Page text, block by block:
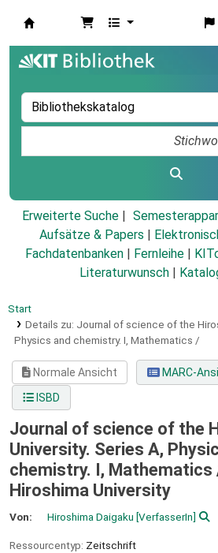
Erweiterte Suche
Aufsätze & Papers
Fachdatenbanken
Fernleihe
Literaturwunsch
Start
Details zu: Journal of science of the
Physics and chemistry. I, Mathematics /
Normale Ansicht
MARC-
ISBD
Journal of science of the
University. Series A,
chemistry. I, Mathematics
Hiroshima University
Von: Hiroshima Daigaku [VerfasserIn]
Ressourcentyp: Zeitschrift